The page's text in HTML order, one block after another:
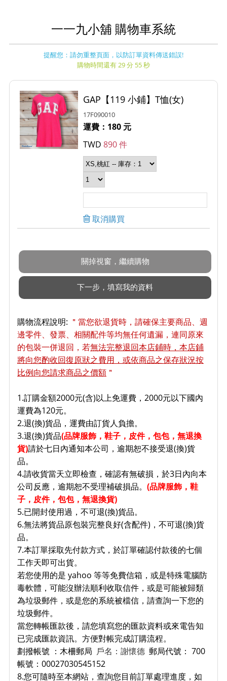
一一九小舖 購物車系統
提醒您：請勿重整頁面，以防訂單資料傳送錯誤!
購物時間還有 29 分 55 秒
GAP【119 小鋪】T恤(女)
17F090010
運費：180 元
TWD890 件
取消購買
購物流程說明:
＂當您欲退貨時，請確保主要商品、週
邊零件、發票、相關配件等均無任何遺漏，連同原來
的包裝一併退回，若無法完整退回本店鋪時，本店鋪
將向您酌收回復原狀之費用，或依商品之保存狀況按
比例向您請求商品之價額 ＂
1.訂購金額2000元(含)以上免運費，2000元以下國內
運費為120元。
2.退(換)貨品，運費由訂貨人負擔。
3.退(換)貨品(品牌服飾，鞋子 ，皮件，包包，無退換
貨)請於七日內通知本公司，逾期恕不接受退(換)貨
品。
4.請收貨當天立即檢查，確認有無破損，於3日內向本
公司反應，逾期恕不受理補破損品。 (品牌服飾，鞋
子 ，皮件，包包，無退換貨)
5.已開封使用過，不可退(換)貨品。
6.無法將貨品原包裝完整良好(含配件)，不可退(換)貨
品。
7.本訂單採取先付款方式，於訂單確認付款後的七個
工作天即可出貨。
若您使用的是 yahoo 等等免費信箱，或是特殊電腦防
毒軟體，可能沒辦法順利收取信件，或是可能被歸類
為垃圾郵件，或是您的系統被檔信，請查詢一下您的
垃圾郵件。
當您轉帳匯款後，請您填寫您的匯款資料或來電告知
已完成匯款資訊。方便對帳完成訂購流程。
劃撥帳號 ：木柵郵局 戶名：謝懷德 郵局代號： 700
帳號：00027030545152
8.您可隨時至本網站，查詢您目前訂單處理進度，如